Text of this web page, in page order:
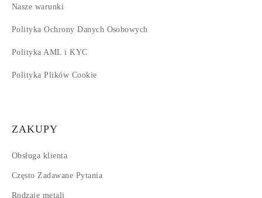
Nasze warunki
Polityka Ochrony Danych Osobowych
Polityka AML i KYC
Polityka Plików Cookie
ZAKUPY
Obsługa klienta
Często Zadawane Pytania
Rodzaje metali